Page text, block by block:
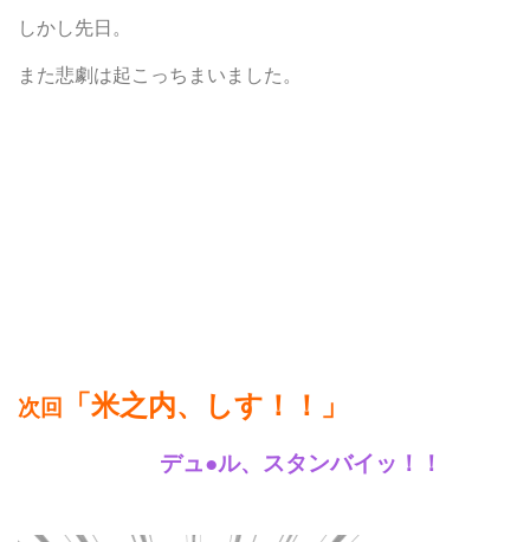
しかし先日。
また悲劇は起こっちまいました。
次回 「米之内、しす！！」
デュ●ル、スタンバイッ！！